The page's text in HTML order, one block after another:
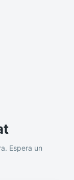
Espera un